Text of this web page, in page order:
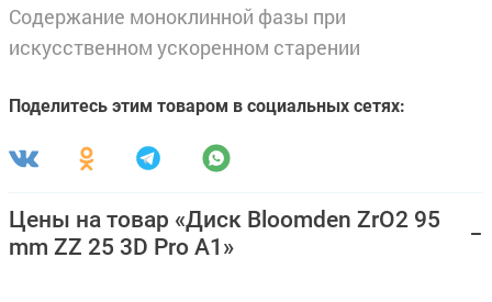
Содержание моноклинной фазы при
искусственном ускоренном старении
Поделитесь этим товаром в социальных сетях:
Цены на товар «Диск Bloomden ZrO2 95
mm ZZ 25 3D Pro A1»